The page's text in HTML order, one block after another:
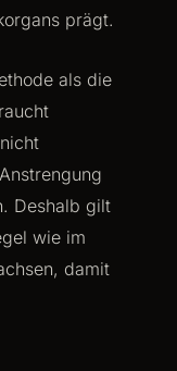
prägt.
als die
Deshalb gilt
wie im
damit